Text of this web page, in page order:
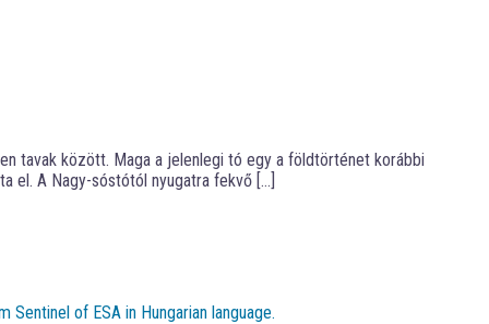
tavak között. Maga a jelenlegi tó egy a földtörténet korábbi
el. A Nagy-sóstótól nyugatra fekvő […]
of ESA in Hungarian language.